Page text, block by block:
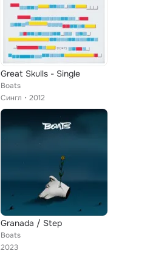
Great Skulls - Single
Boats
Сингл
2012
Granada / Step
Boats
2023